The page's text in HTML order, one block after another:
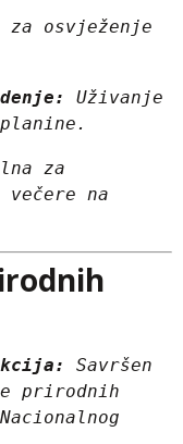
za osvježenje
Uživanje
za
na
Savršen
prirodnih